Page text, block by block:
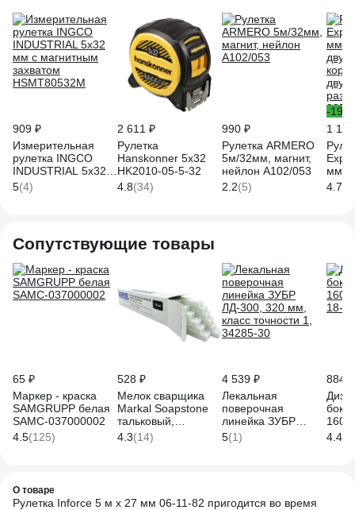
909 ₽
Измерительная
рулетка INGCO
INDUSTRIAL 5х32
мм с магнитным
захватом
5(4)
2 611 ₽
Рулетка
Hanskonner 5x32
HK2010-05-5-32
4.8(34)
990 ₽
Рулетка ARMERO
5м/32мм, магнит,
нейлон A102/053
2.2(5)
-19%
1
мм,
4.7
Сопутствующие товары
65 ₽
Маркер - краска
SAMGRUPP белая
SAMC-037000002
4.5(125)
528 ₽
Мелок сварщика
Markal Soapstone
тальковый,
127x13x5 мм,
упаковка 12 шт.
4.3(14)
4 539 ₽
Лекальная
поверочная
линейка ЗУБР
ЛД-300, 320 мм,
класс точности 1,
5(1)
884 ₽
18-16
4.4
О товаре
Рулетка Inforce 5 м x 27 мм 06-11-82 пригодится во время